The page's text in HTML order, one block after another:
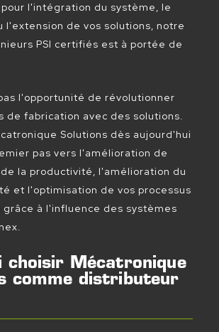
l'intégration du système, le
l'extension de vos solutions, notre
PSI certifiés est à portée de
l'opportunité de révolutionner
de fabrication avec des solutions.
Solutions dès aujourd'hui
pas vers l'amélioration de
la productivité, l'amélioration du
et l'optimisation de vos processus
grâce à l'influence des systèmes
choisir Mécatronique
comme distributeur